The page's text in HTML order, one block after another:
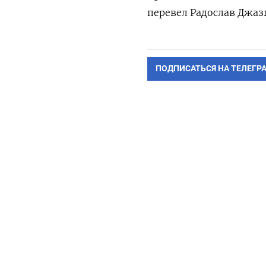
перевел Радослав
ПОДПИСАТЬСЯ НА